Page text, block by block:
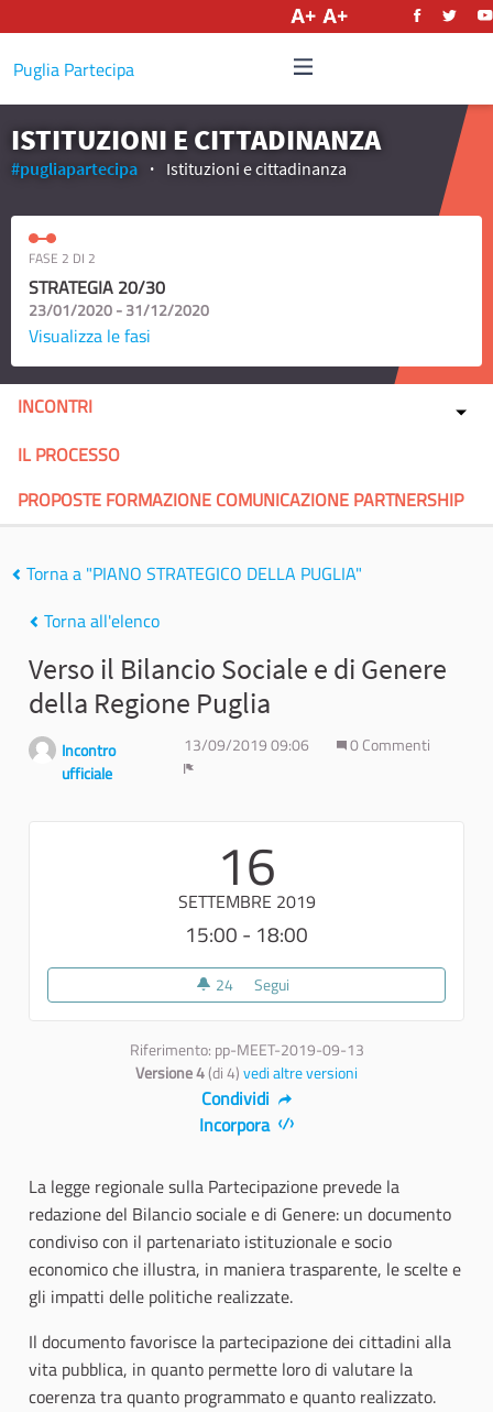
Puglia Partecipa
ISTITUZIONI E CITTADINANZA
#pugliapartecipa Istituzioni e cittadinanza
FASE 2 DI 2
STRATEGIA 20/30
23/01/2020 - 31/12/2020
Visualizza le fasi
INCONTRI
IL PROCESSO
PROPOSTE FORMAZIONE COMUNICAZIONE PARTNERSHIP
Torna a "PIANO STRATEGICO DELLA PUGLIA"
Torna all'elenco
Verso il Bilancio Sociale e di Genere
della Regione Puglia
Incontro
ufficiale
13/09/2019 09:06
0 Commenti
16
SETTEMBRE 2019
15:00 - 18:00
24 24 sostenitori
Segui
Riferimento: pp-MEET-2019-09-13
Versione 4(di 4)vedi altre versioni
Condividi
Incorpora
La legge regionale sulla Partecipazione prevede la
redazione del Bilancio sociale e di Genere: un documento
condiviso con il partenariato istituzionale e socio
economico che illustra, in maniera trasparente, le scelte e
gli impatti delle politiche realizzate.
Il documento favorisce la partecipazione dei cittadini alla
vita pubblica, in quanto permette loro di valutare la
coerenza tra quanto programmato e quanto realizzato.